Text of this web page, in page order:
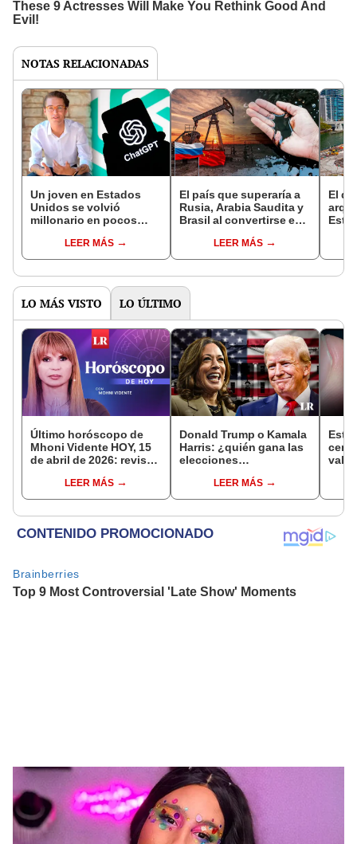
NOTAS RELACIONADAS
Un joven en Estados
Unidos se volvió
millonario en pocos
solo invirtió 100 dólares
LEER MÁS
El país que superaría a
Rusia, Arabia Saudita y
Brasil al convertirse en
petróleo en 2050
LEER MÁS
El
y
LO MÁS VISTO LO ÚLTIMO
Último horóscopo de
Mhoni Vidente HOY, 15
de abril de 2026: revisa
signo y entérate si te
espera un día
LEER MÁS
Donald Trump o Kamala
Harris: ¿quién gana las
elecciones
Estados Unidos 2024,
según encuestas?
LEER MÁS
Esta
valer